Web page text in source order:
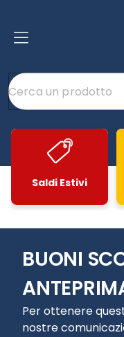
Saldi Estivi
BUONI
Per ottenere
nostre